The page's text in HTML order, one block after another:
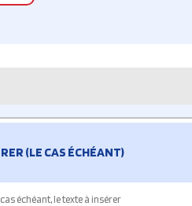
(LE CAS ÉCHÉANT)
échéant, le texte à insérer